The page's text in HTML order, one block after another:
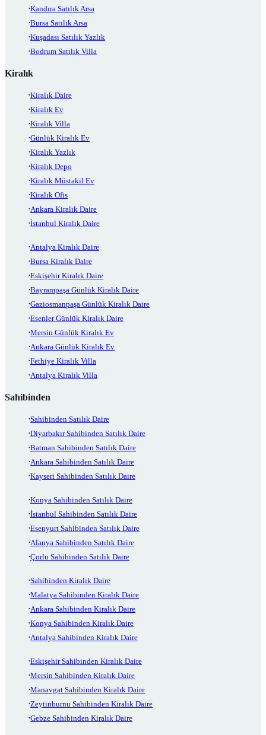
Kandıra Satılık Arsa
Bursa Satılık Arsa
Kuşadası Satılık Yazlık
Bodrum Satılık Villa
Kiralık
Kiralık Daire
Kiralık Ev
Kiralık Villa
Günlük Kiralık Ev
Kiralık Yazlık
Kiralık Depo
Kiralık Müstakil Ev
Kiralık Ofis
Ankara Kiralık Daire
İstanbul Kiralık Daire
Antalya Kiralık Daire
Bursa Kiralık Daire
Eskişehir Kiralık Daire
Bayrampaşa Günlük Kiralık Daire
Gaziosmanpaşa Günlük Kiralık Daire
Esenler Günlük Kiralık Daire
Mersin Günlük Kiralık Ev
Ankara Günlük Kiralık Ev
Fethiye Kiralık Villa
Antalya Kiralık Villa
Sahibinden
Sahibinden Satılık Daire
Diyarbakır Sahibinden Satılık Daire
Batman Sahibinden Satılık Daire
Ankara Sahibinden Satılık Daire
Kayseri Sahibinden Satılık Daire
Konya Sahibinden Satılık Daire
İstanbul Sahibinden Satılık Daire
Esenyurt Sahibinden Satılık Daire
Alanya Sahibinden Satılık Daire
Çorlu Sahibinden Satılık Daire
Sahibinden Kiralık Daire
Malatya Sahibinden Kiralık Daire
Ankara Sahibinden Kiralık Daire
Konya Sahibinden Kiralık Daire
Antalya Sahibinden Kiralık Daire
Eskişehir Sahibinden Kiralık Daire
Mersin Sahibinden Kiralık Daire
Manavgat Sahibinden Kiralık Daire
Zeytinburnu Sahibinden Kiralık Daire
Gebze Sahibinden Kiralık Daire